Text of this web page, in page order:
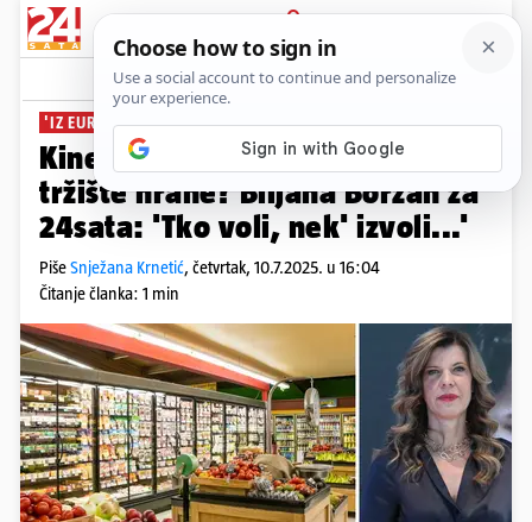
PRIJAVA
News Komentari
'IZ EUROPE ZA EUROPU'
Kineski Temu ulazi na europsko
tržište hrane? Biljana Borzan za
24sata: 'Tko voli, nek' izvoli...'
PišeSnježana Krnetić, četvrtak, 10.7.2025. u 16:04
Čitanje članka: 1 min